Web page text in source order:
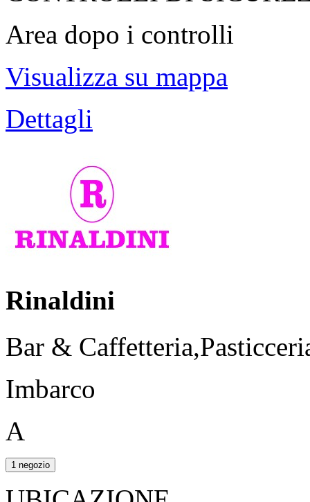
Area dopo i controlli
Visualizza su mappa
Dettagli
Rinaldini
Bar &
Imbarco
A
1 negozio